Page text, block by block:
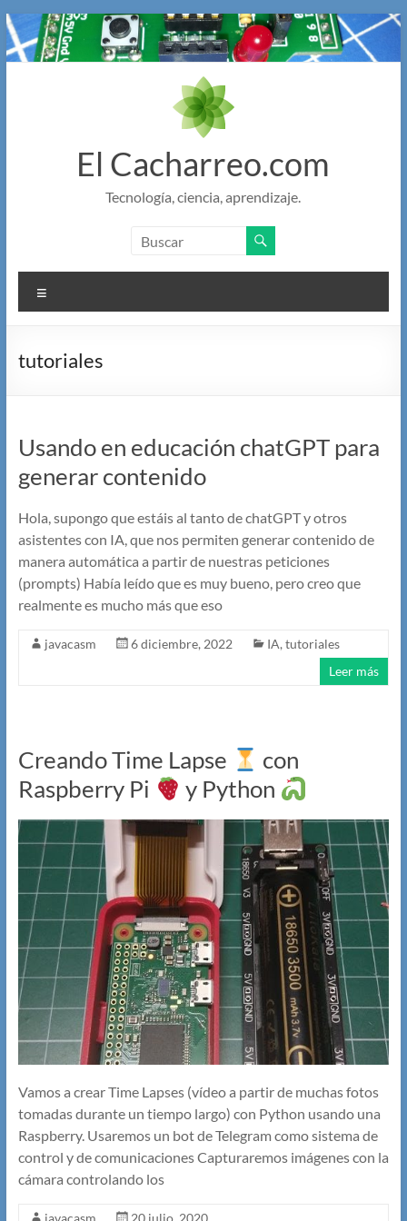
Saltar
al
contenido
El Cacharreo.com
Tecnología, ciencia, aprendizaje.
tutoriales
Usando en educación chatGPT para
generar contenido
Hola, supongo que estáis al tanto de chatGPT y otros
asistentes con IA, que nos permiten generar contenido de
manera automática a partir de nuestras peticiones
(prompts) Había leído que es muy bueno, pero creo que
realmente es mucho más que eso
javacasm 6 diciembre, 2022 IA,tutoriales
Leer más
Creando Time Lapse
con
Raspberry Pi
y Python
Vamos a crear Time Lapses (vídeo a partir de muchas fotos
tomadas durante un tiempo largo) con Python usando una
Raspberry. Usaremos un bot de Telegram como sistema de
control y de comunicaciones Capturaremos imágenes con la
cámara controlando los
javacasm 20 julio, 2020